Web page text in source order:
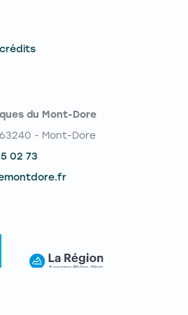
du Mont-Dore
- Mont-Dore
02 73